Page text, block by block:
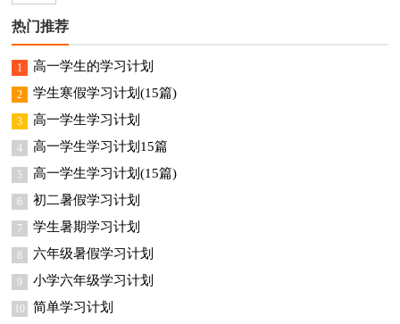
热门推荐
1 高一学生的学习计划
2 学生寒假学习计划(15篇)
3 高一学生学习计划
4 高一学生学习计划15篇
5 高一学生学习计划(15篇)
6 初二暑假学习计划
7 学生暑期学习计划
8 六年级暑假学习计划
9 小学六年级学习计划
10 简单学习计划